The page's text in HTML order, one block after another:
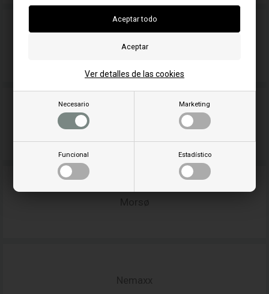
Necesario Marketing
Funcional Estadístico
Ver detalles de las cookies
Livin
Flame
Morsø
Nemaxx